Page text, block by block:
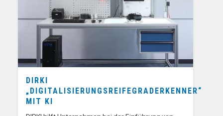
DIRKI
„DIGITALISIERUNGSREIFEGRADERKENNER“
MIT KI